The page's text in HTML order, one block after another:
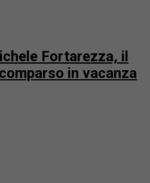
Fortarezza, il
in vacanza